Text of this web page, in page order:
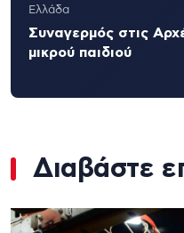
Ελλάδα
Συναγερμός στις
μικρού παιδιού
Διαβάστε